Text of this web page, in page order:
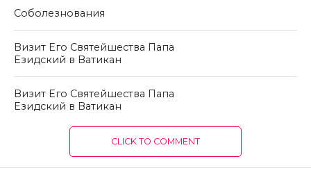
Соболезнования
Визит Его Святейшества Папа
Езидский в Ватикан
Визит Его Святейшества Папа
Езидский в Ватикан
CLICK TO COMMENT